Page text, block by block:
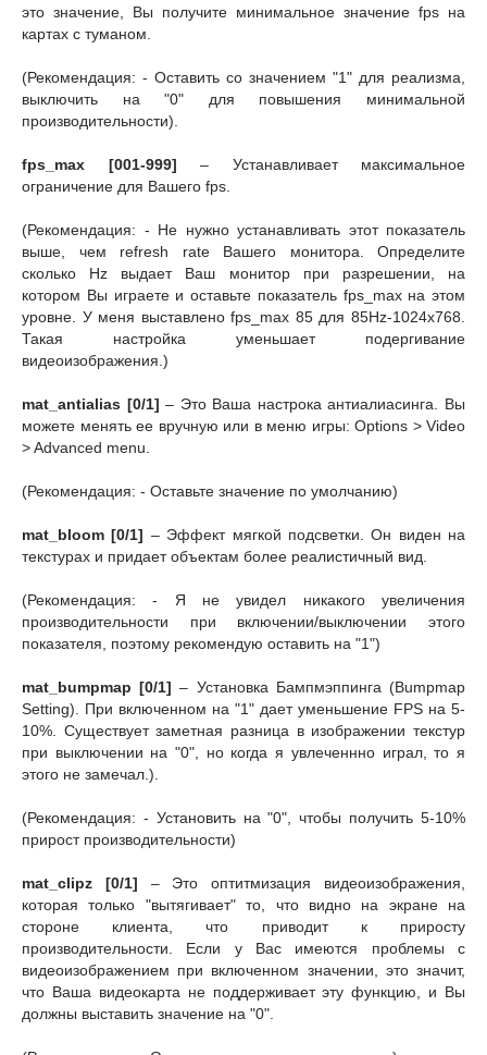
это значение, Вы получите минимальное значение fps на
картах с туманом.
(Рекомендация: - Оставить со значением "1" для реализма,
выключить на "0" для повышения минимальной
производительности).
fps_max [001-999] – Устанавливает максимальное
ограничение для Вашего fps.
(Рекомендация: - Не нужно устанавливать этот показатель
выше, чем refresh rate Вашего монитора. Определите
сколько Hz выдает Ваш монитор при разрешении, на
котором Вы играете и оставьте показатель fps_max на этом
уровне. У меня выставлено fps_max 85 для 85Hz-1024x768.
Такая настройка уменьшает подергивание
видеоизображения.)
mat_antialias [0/1] – Это Ваша настрока антиалиасинга. Вы
можете менять ее вручную или в меню игры: Options > Video
> Advanced menu.
(Рекомендация: - Оставьте значение по умолчанию)
mat_bloom [0/1] – Эффект мягкой подсветки. Он виден на
текстурах и придает объектам более реалистичный вид.
(Рекомендация: - Я не увидел никакого увеличения
производительности при включении/выключении этого
показателя, поэтому рекомендую оставить на "1")
mat_bumpmap [0/1] – Установка Бампмэппинга (Bumpmap
Setting). При включенном на "1" дает уменьшение FPS на 5-
10%. Существует заметная разница в изображении текстур
при выключении на "0", но когда я увлеченнно играл, то я
этого не замечал.).
(Рекомендация: - Установить на "0", чтобы получить 5-10%
прирост производительности)
mat_clipz [0/1] – Это оптитмизация видеоизображения,
которая только "вытягивает" то, что видно на экране на
стороне клиента, что приводит к приросту
производительности. Если у Вас имеются проблемы с
видеоизображением при включенном значении, это значит,
что Ваша видеокарта не поддерживает эту функцию, и Вы
должны выставить значение на "0".